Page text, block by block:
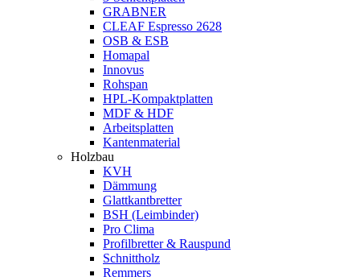
GRABNER
CLEAF Espresso 2628
OSB & ESB
Homapal
Innovus
Rohspan
HPL-Kompaktplatten
MDF & HDF
Arbeitsplatten
Kantenmaterial
Holzbau
KVH
Dämmung
Glattkantbretter
BSH (Leimbinder)
Pro Clima
Profilbretter & Rauspund
Schnittholz
Remmers